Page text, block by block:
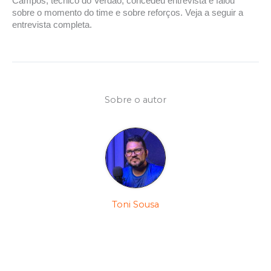
sobre o momento do time e sobre reforços. Veja a seguir a
entrevista completa.
Sobre o autor
Toni Sousa